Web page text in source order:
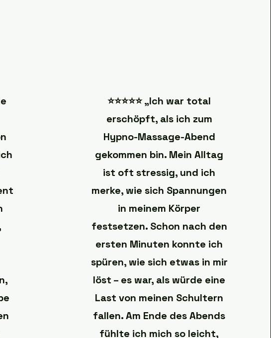
⭐️⭐️⭐️⭐️⭐️ „Ich war total
erschöpft, als ich zum
Hypno-Massage-Abend
gekommen bin. Mein Alltag
ist oft stressig, und ich
merke, wie sich Spannungen
in meinem Körper
festsetzen. Schon nach den
ersten Minuten konnte ich
spüren, wie sich etwas in mir
löst – es war, als würde eine
Last von meinen Schultern
fallen. Am Ende des Abends
fühlte ich mich so leicht,